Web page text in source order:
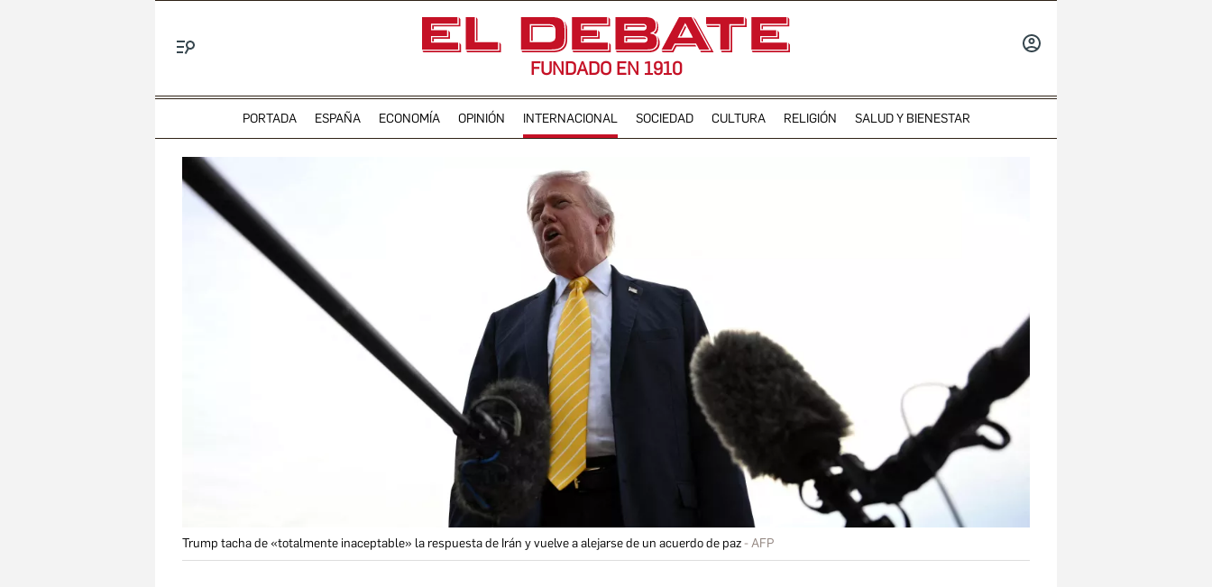
FUNDADO EN 1910
PORTADA ESPAÑA ECONOMÍA OPINIÓN INTERNACIONAL SOCIEDAD CULTURA RELIGIÓN SALUD Y BIENESTAR
Trump tacha de «totalmente inaceptable» la respuesta de Irán y vuelve a alejarse de un acuerdo de paz AFP